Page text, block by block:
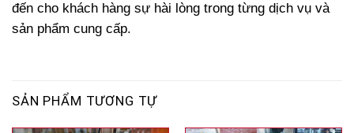
đến cho khách hàng sự hài lòng trong từng dịch vụ và
sản phẩm cung cấp.
SẢN PHẨM TƯƠNG TỰ